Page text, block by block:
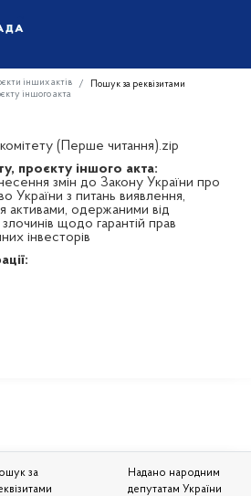
інших актів
Пошук за реквізитами
іншого акта
(Перше читання).zip
проєкту іншого акта:
змін до Закону України про
України з питань виявлення,
активами, одержаними від
щодо гарантій прав
інвесторів
за
Надано народним
депутатам України